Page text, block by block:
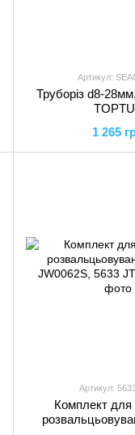
Артикул:
Труборіз d8-
1 265
Артикул:
Комплект для